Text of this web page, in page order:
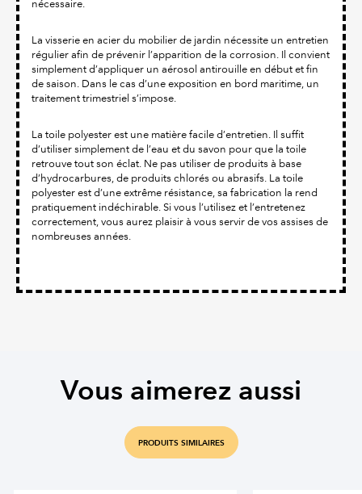
nécessaire.
La visserie en acier du mobilier de jardin nécessite un entretien
régulier afin de prévenir l’apparition de la corrosion. Il convient
simplement d’appliquer un aérosol antirouille en début et fin
de saison. Dans le cas d’une exposition en bord maritime, un
traitement trimestriel s’impose.
La toile polyester est une matière facile d’entretien. Il suffit
d’utiliser simplement de l’eau et du savon pour que la toile
retrouve tout son éclat. Ne pas utiliser de produits à base
d’hydrocarbures, de produits chlorés ou abrasifs. La toile
polyester est d’une extrême résistance, sa fabrication la rend
pratiquement indéchirable. Si vous l’utilisez et l’entretenez
correctement, vous aurez plaisir à vous servir de vos assises de
nombreuses années.
Vous aimerez aussi
PRODUITS SIMILAIRES